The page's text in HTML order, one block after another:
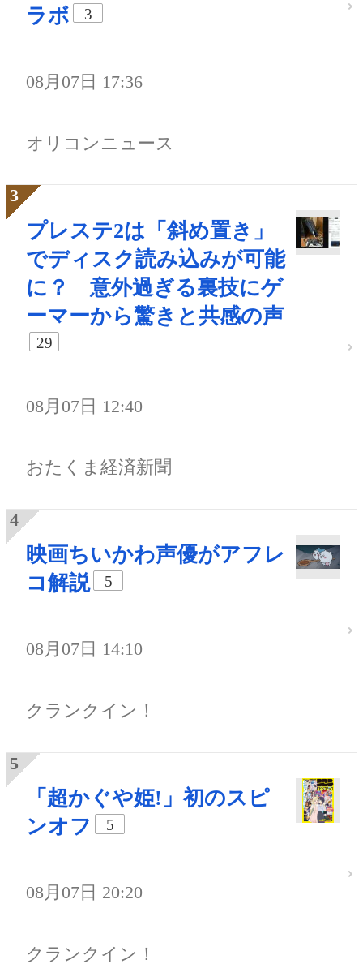
ラボ
3
08月07日 17:36
オリコンニュース
プレステ2は「斜め置き」
でディスク読み込みが可能
に？ 意外過ぎる裏技にゲ
ーマーから驚きと共感の声
29
08月07日 12:40
おたくま経済新聞
映画ちいかわ声優がアフレ
コ解説
5
08月07日 14:10
クランクイン！
「超かぐや姫!」初のスピ
ンオフ
5
08月07日 20:20
クランクイン！